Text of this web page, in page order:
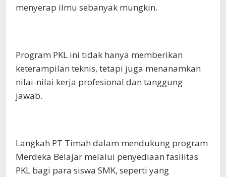
menyerap ilmu sebanyak mungkin.
Program PKL ini tidak hanya memberikan
keterampilan teknis, tetapi juga menanamkan
nilai-nilai kerja profesional dan tanggung
jawab.
Langkah PT Timah dalam mendukung program
Merdeka Belajar melalui penyediaan fasilitas
PKL bagi para siswa SMK, seperti yang